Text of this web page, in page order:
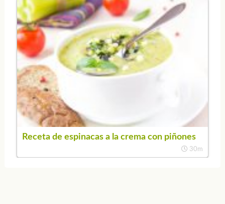
Receta de espinacas a la crema con piñones
30m